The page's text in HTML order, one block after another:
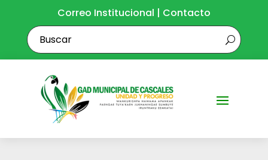
Correo Institucional | Contacto